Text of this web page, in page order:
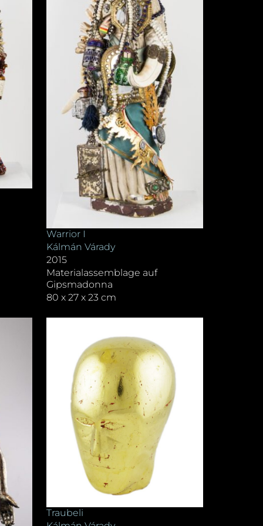
Warrior I
Kálmán Várady
2015
Materialassemblage auf
Gipsmadonna
80 x 27 x 23 cm
Traubeli